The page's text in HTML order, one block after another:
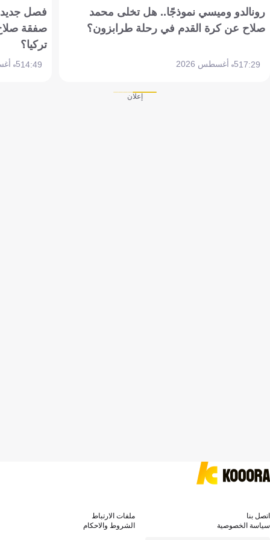
رونالدو وميسي نموذجًا.. هل تخلى محمد
صلاح عن كرة القدم في رحلة طرابزون؟
17:295 أغسطس 2026
فصل جديد
صفقة
تركيا؟
14:495 أغسطس 2026
إعلان
اتصل بنا
ملفات الارتباط
سياسة الخصوصية
الشروط والاحكام